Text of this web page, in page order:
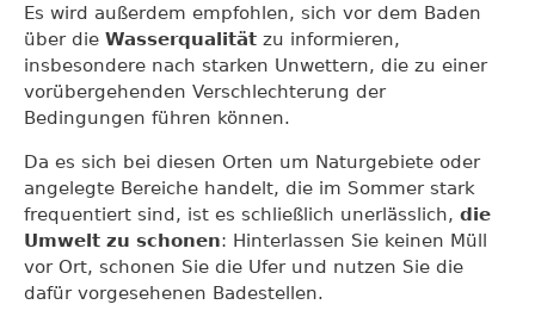
Es wird außerdem empfohlen, sich vor dem Baden
über die Wasserqualität zu informieren,
insbesondere nach starken Unwettern, die zu einer
vorübergehenden Verschlechterung der
Bedingungen führen können.
Da es sich bei diesen Orten um Naturgebiete oder
angelegte Bereiche handelt, die im Sommer stark
frequentiert sind, ist es schließlich unerlässlich, die
Umwelt zu schonen: Hinterlassen Sie keinen Müll
vor Ort, schonen Sie die Ufer und nutzen Sie die
dafür vorgesehenen Badestellen.